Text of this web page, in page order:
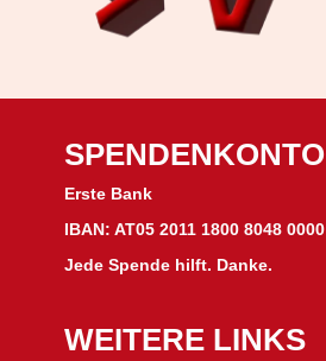
SPENDENKONTO
Erste Bank
IBAN: AT05 2011 1800 8048 0000
Jede Spende hilft. Danke.
WEITERE LINKS